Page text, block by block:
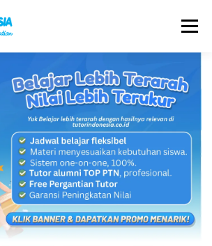
Menu
US JADI PENGAJAR
TESTIMONI PROFIL ALUMNI
SEKOLAH